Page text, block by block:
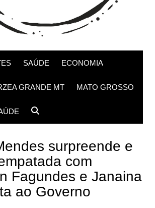
SAÚDE ECONOMIA
GRANDE MT MATO GROSSO
surpreende e
com
Fagundes e Janaina
ao Governo